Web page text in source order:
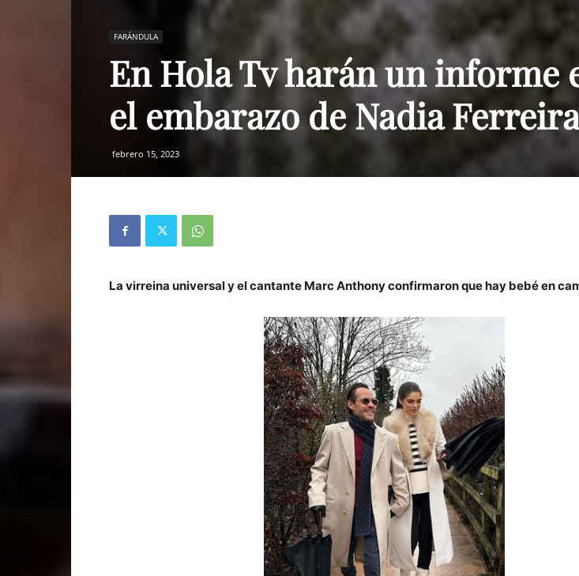
FARÁNDULA
En Hola Tv harán un informe
el embarazo de Nadia Ferreira
febrero 15, 2023
La virreina universal y el cantante Marc Anthony confirmaron que hay bebé en